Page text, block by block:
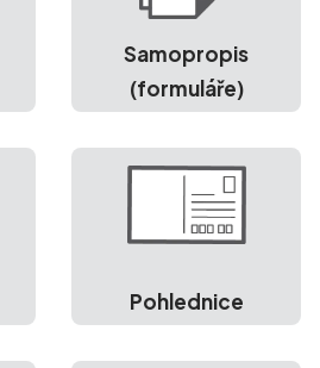
Samopropis
(formuláře)
Pohlednice